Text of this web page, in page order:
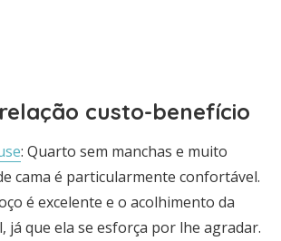
custo-benefício
: Quarto sem manchas e muito
cama é particularmente confortável.
é excelente e o acolhimento da
já que ela se esforça por lhe agradar.